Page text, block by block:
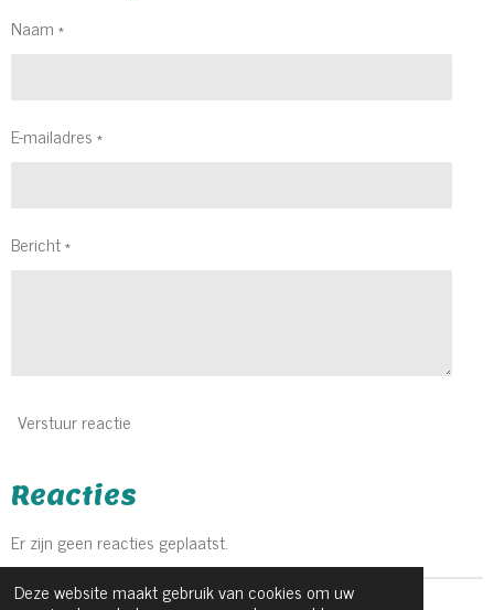
Deze website maakt gebruik van cookies om uw
Naam *
E-mailadres *
Bericht *
Verstuur reactie
Reacties
Er zijn geen reacties geplaatst.